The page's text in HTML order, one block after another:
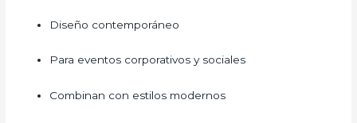
Diseño contemporáneo
Para eventos corporativos y sociales
Combinan con estilos modernos